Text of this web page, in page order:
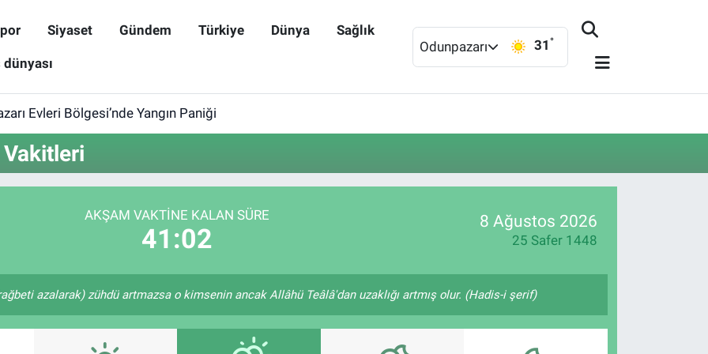
Siyaset Gündem Türkiye Dünya Sağlık
Odunpazarı 31 °
Evleri Bölgesi’nde Yangın Paniği
AKŞAM VAKTINE KALAN SÜRE
41:02
8 Ağustos 2026
25 Safer 1448
azalarak) zühdü artmazsa o kimsenin ancak Allâhü Teâlâ'dan uzaklığı artmış olur. (Hadis-i şerif)